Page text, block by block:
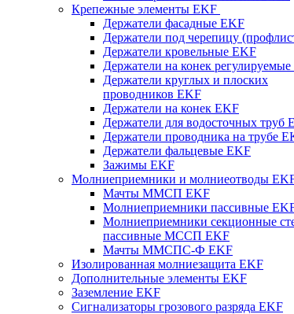
Крепежные элементы EKF
Держатели фасадные EKF
Держатели под черепицу
Держатели кровельные EKF
Держатели на конек
Держатели круглых и плоских
проводников EKF
Держатели на конек EKF
Держатели для водосточных труб
Держатели проводника на трубе
Держатели фальцевые EKF
Зажимы EKF
Молниеприемники и молниеотводы
Мачты ММСП EKF
Молниеприемники пассивные
Молниеприемники секционные
пассивные МССП EKF
Мачты ММСПС-Ф EKF
Изолированная молниезащита EKF
Дополнительные элементы EKF
Заземление EKF
Сигнализаторы грозового разряда EKF